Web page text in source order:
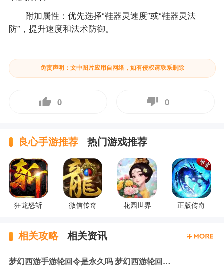
附加属性：优先选择“鞋器灵速度”或“鞋器灵法
防”，提升速度和法术防御。
免责声明：文中图片应用自网络，如有侵权请联系删除
0 0
良心手游推荐 热门游戏推荐
狂龙怒斩 微信传奇 花园世界 正版传奇
相关攻略 相关资讯
梦幻西游手游轮回令是永久吗 梦幻西游轮回令时间限制一览